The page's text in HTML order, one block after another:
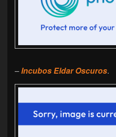
–Incubos Eldar Oscuros.